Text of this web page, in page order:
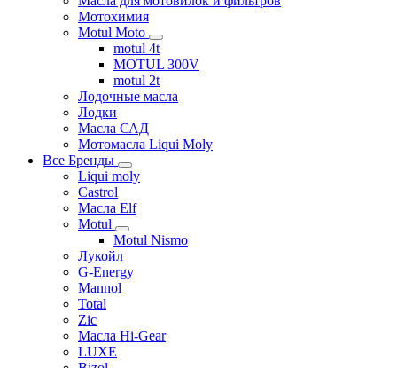
Мотохимия
Motul Moto
motul 4t
MOTUL 300V
motul 2t
Лодочные масла
Лодки
Масла САД
Мотомасла Liqui Moly
Все Бренды
Liqui moly
Castrol
Масла Elf
Motul
Motul Nismo
Лукойл
G-Energy
Mannol
Total
Zic
Масла Hi-Gear
LUXE